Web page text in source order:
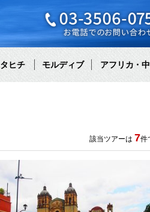
タヒチ モルディブ アフリカ・
該当ツアーは 7件